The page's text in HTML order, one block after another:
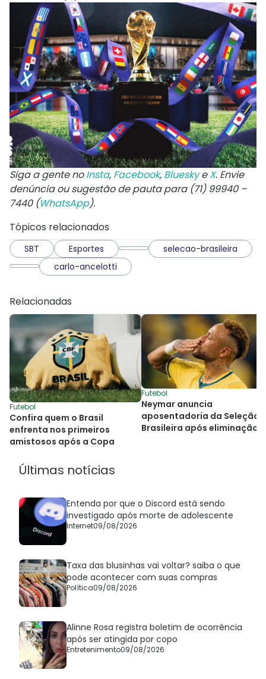
Siga a gente noInsta, Facebook, BlueskyeX. Envie
denúncia ou sugestão de pauta para (71) 99940 –
7440 (WhatsApp).
Tópicos relacionados
SBT Esportes
selecao-brasileira
carlo-ancelotti
Relacionadas
Futebol
Confira quem o Brasil
enfrenta nos primeiros
amistosos após a Copa
Futebol
Neymar anuncia
aposentadoria da Seleção
Brasileira após eliminação
Últimas notícias
Entenda por que o Discord está sendo
investigado após morte de adolescente
Internet09/08/2026
Taxa das blusinhas vai voltar? saiba o que
pode acontecer com suas compras
Política09/08/2026
Alinne Rosa registra boletim de ocorrência
após ser atingida por copo
Entretenimento09/08/2026